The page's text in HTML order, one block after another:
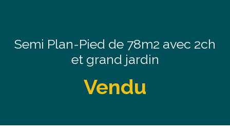
Semi Plan-Pied de 78m2 avec 2ch
et grand jardin
Vendu